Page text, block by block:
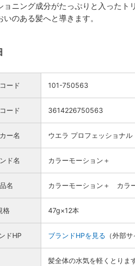
ョニング成分がたっぷりと入った
いのある髪へと導きます。
ード 101-750563
ード 3614226750563
ー名 ウエラ プロフェッショナル
ド名 カラーモーション＋
名 カラーモーション＋ カ
格 47g×12本
ドHP ブランドHPを見る （外部サ
髪全体の水気を軽くとりま